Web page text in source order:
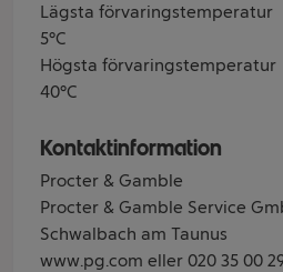
Lägsta förvaringstemperatur
5°C
Högsta förvaringstemperatur
40°C
Kontaktinformation
Procter & Gamble
Procter & Gamble Service
Schwalbach am Taunus
www.pg.com eller 020 35 00